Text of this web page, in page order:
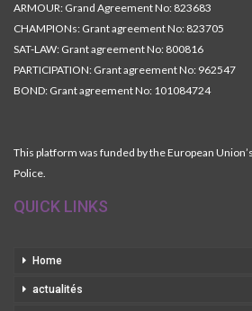
ARMOUR: Grand Agreement No: 823683
CHAMPIONs: Grant agreement No: 823705
SAT-LAW: Grant agreement No: 800816
PARTICIPATION: Grant agreement No: 962547
BOND: Grant agreement No: 101084724
This platform was funded by the European
Police.
QUICK LINKS
Home
actualités